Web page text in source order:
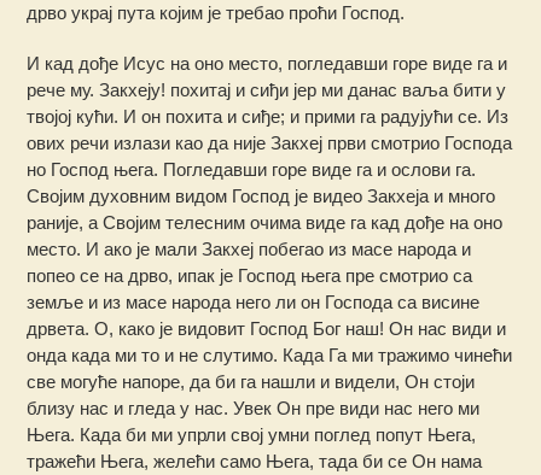
дрво украј пута којим је требао проћи Господ.
И кад дође Исус на оно место, погледавши горе виде га и
рече му. Закхеју! похитај и сиђи јер ми данас ваља бити у
твојој кући. И он похита и сиђе; и прими га радујући се. Из
ових речи излази као да није Закхеј први смотрио Господа
но Господ њега. Погледавши горе виде га и ослови га.
Својим духовним видом Господ је видео Закхеја и много
раније, а Својим телесним очима виде га кад дође на оно
место. И ако је мали Закхеј побегао из масе народа и
попео се на дрво, ипак је Господ њега пре смотрио са
земље и из масе народа него ли он Господа са висине
дрвета. О, како је видовит Господ Бог наш! Он нас види и
онда када ми то и не слутимо. Када Га ми тражимо чинећи
све могуће напоре, да би га нашли и видели, Он стоји
близу нас и гледа у нас. Увек Он пре види нас него ми
Њега. Када би ми упрли свој умни поглед попут Њега,
тражећи Њега, желећи само Њега, тада би се Он нама